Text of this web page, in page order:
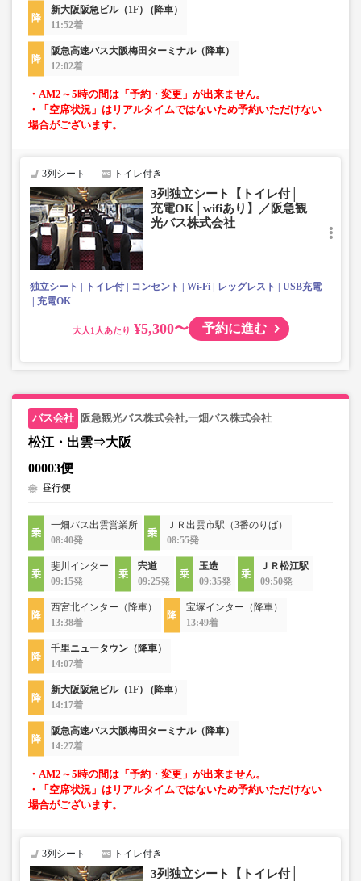
新大阪阪急ビル（1F） (降車）
11:52着
阪急高速バス大阪梅田ターミナル（降車）
12:02着
・AM2～5時の間は「予約・変更」が出来ません。
・「空席状況」はリアルタイムではないため予約いただけない
場合がございます。
3列シート トイレ付き
3列独立シート【トイレ付│
充電OK│wifiあり】／阪急観
光バス株式会社
独立シート トイレ付 コンセント Wi-Fi レッグレスト
USB充電
充電OK
大人 ¥5,300〜 予約に進む
阪急観光バス株式会社,一畑バス株式会社
松江・出雲⇒大阪
00003便
昼行便
一畑バス出雲営業所
08:40発
ＪＲ出雲市駅（3番のりば）
08:55発
斐川インター
09:15発
宍道
09:25発
玉造
09:35発
ＪＲ松江駅
09:50発
西宮北インター（降車）
13:38着
宝塚インター（降車）
13:49着
千里ニュータウン（降車）
14:07着
新大阪阪急ビル（1F） (降車）
14:17着
阪急高速バス大阪梅田ターミナル（降車）
14:27着
・AM2～5時の間は「予約・変更」が出来ません。
・「空席状況」はリアルタイムではないため予約いただけない
場合がございます。
3列シート トイレ付き
3列独立シート【トイレ付│